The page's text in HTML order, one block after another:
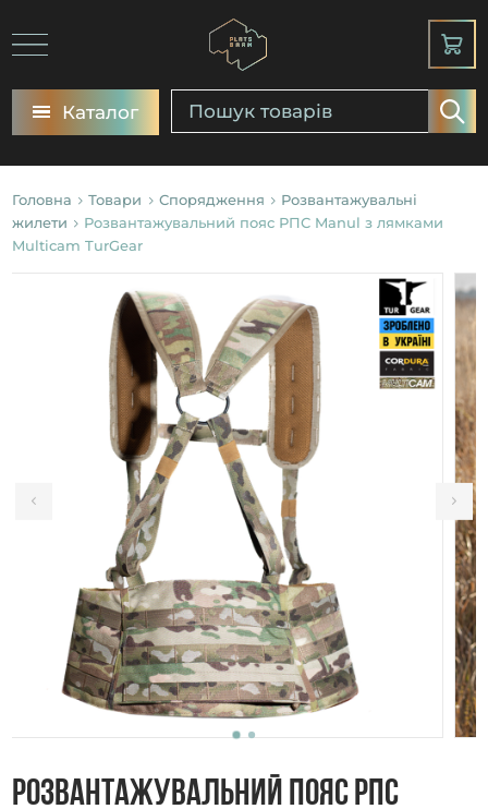
Каталог
Головна Товари Спорядження
Розвантажувальні
жилети
Розвантажувальний пояс РПС Manul з лямками
Multicam TurGear
Розвантажувальний пояс РПС